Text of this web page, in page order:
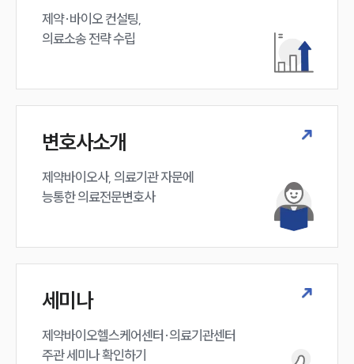
제약·바이오 컨설팅,
의료소송 전략 수립
변호사소개
제약바이오사, 의료기관 자문에
능통한 의료전문변호사
세미나
제약바이오헬스케어센터·의료기관센터
주관 세미나 확인하기